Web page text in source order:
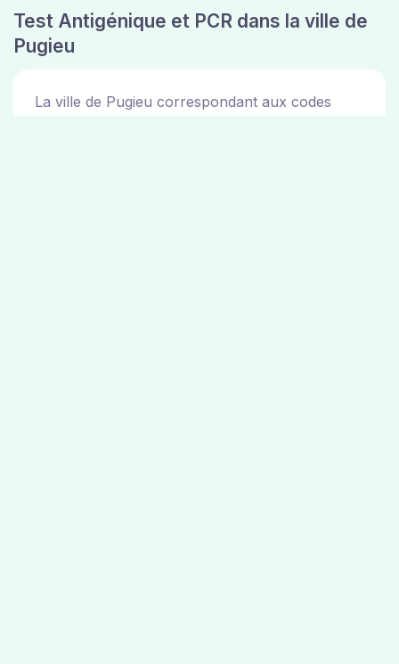
Test Antigénique et PCR dans la ville de
Pugieu
La ville de Pugieu correspondant aux codes